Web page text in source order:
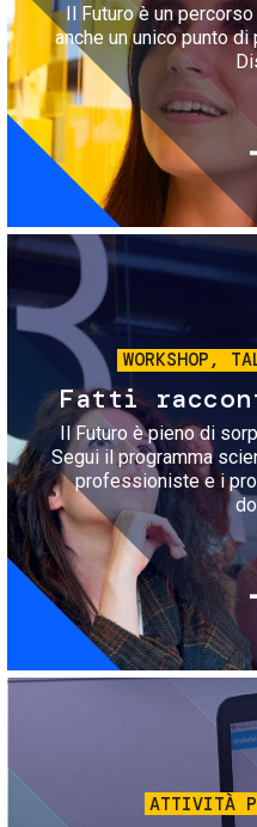
Il Futuro è un
anche un unico punto
WORKSHOP,
Fatti
Il Futuro è pieno di
Segui il programma
professioniste e i
ATTIVITÀ